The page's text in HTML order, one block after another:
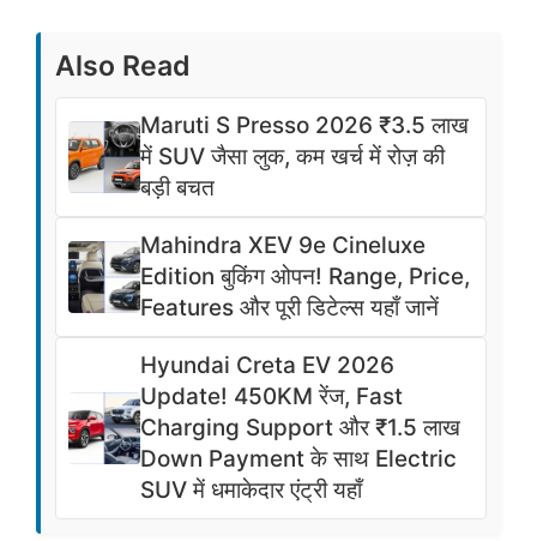
Also Read
Maruti S Presso 2026 ₹3.5 लाख
में SUV जैसा लुक, कम खर्च में रोज़ की
बड़ी बचत
Mahindra XEV 9e Cineluxe
Edition बुकिंग ओपन! Range, Price,
Features और पूरी डिटेल्स यहाँ जानें
Hyundai Creta EV 2026
Update! 450KM रेंज, Fast
Charging Support और ₹1.5 लाख
Down Payment के साथ Electric
SUV में धमाकेदार एंट्री यहाँ